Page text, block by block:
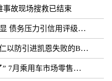
事故现场搜救已结束
压力引信用评级下调隐忧
防引进凯恩失败的B方案
用车市场零售达177.5万辆